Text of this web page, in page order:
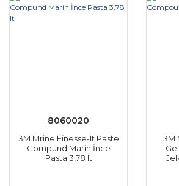
8060020
3M Mrine Finesse-It Paste
Compund Marin İnce
Pasta 3,78 lt
3M